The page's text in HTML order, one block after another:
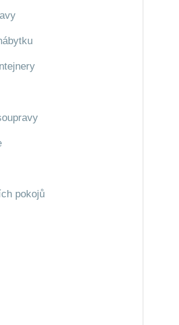
pokojů